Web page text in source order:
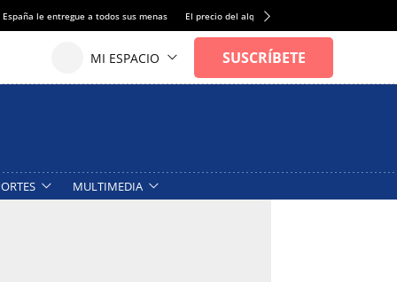
le entregue a todos sus menas El precio del alquiler de vivienda baja por
MULTIMEDIA